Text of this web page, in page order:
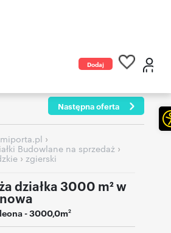
Dodaj
Następna oferta
›
Budowlane na sprzedaż ›
› zgierski
działka 3000 m² w
- 3000,0m2